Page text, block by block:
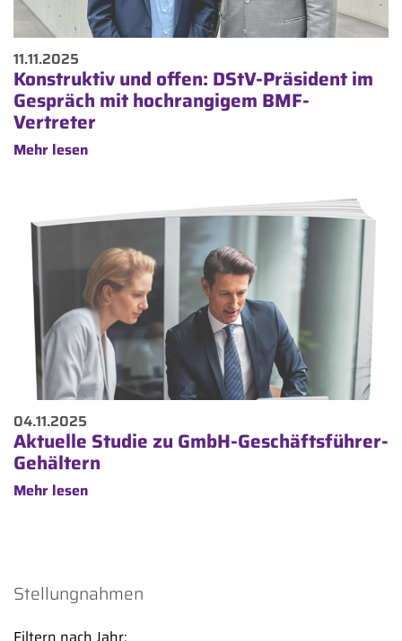
11.11.2025
Konstruktiv und offen: DStV-Präsident im
Gespräch mit hochrangigem BMF-
Vertreter
Mehr lesen
04.11.2025
Aktuelle Studie zu GmbH-Geschäftsführer-
Gehältern
Mehr lesen
Stellungnahmen